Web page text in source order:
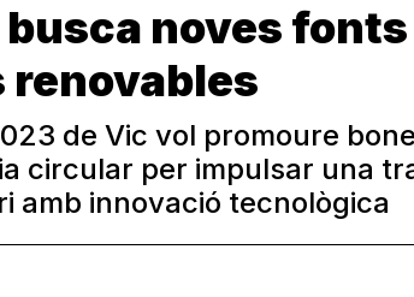
noves fonts
renovables
de Vic vol promoure
circular per impulsar una
amb innovació tecnològica